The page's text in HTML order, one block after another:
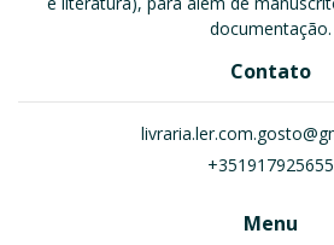
documentação.
Contato
+351917925655
Menu